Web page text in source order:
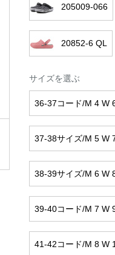
205009-066
20852-6 QL
サイズを選ぶ
36-37コード/M 4 W
37-38サイズ/M 5 W
38-39サイズ/M 6 W
39-40コード/M 7 W
41-42コード/M 8 W